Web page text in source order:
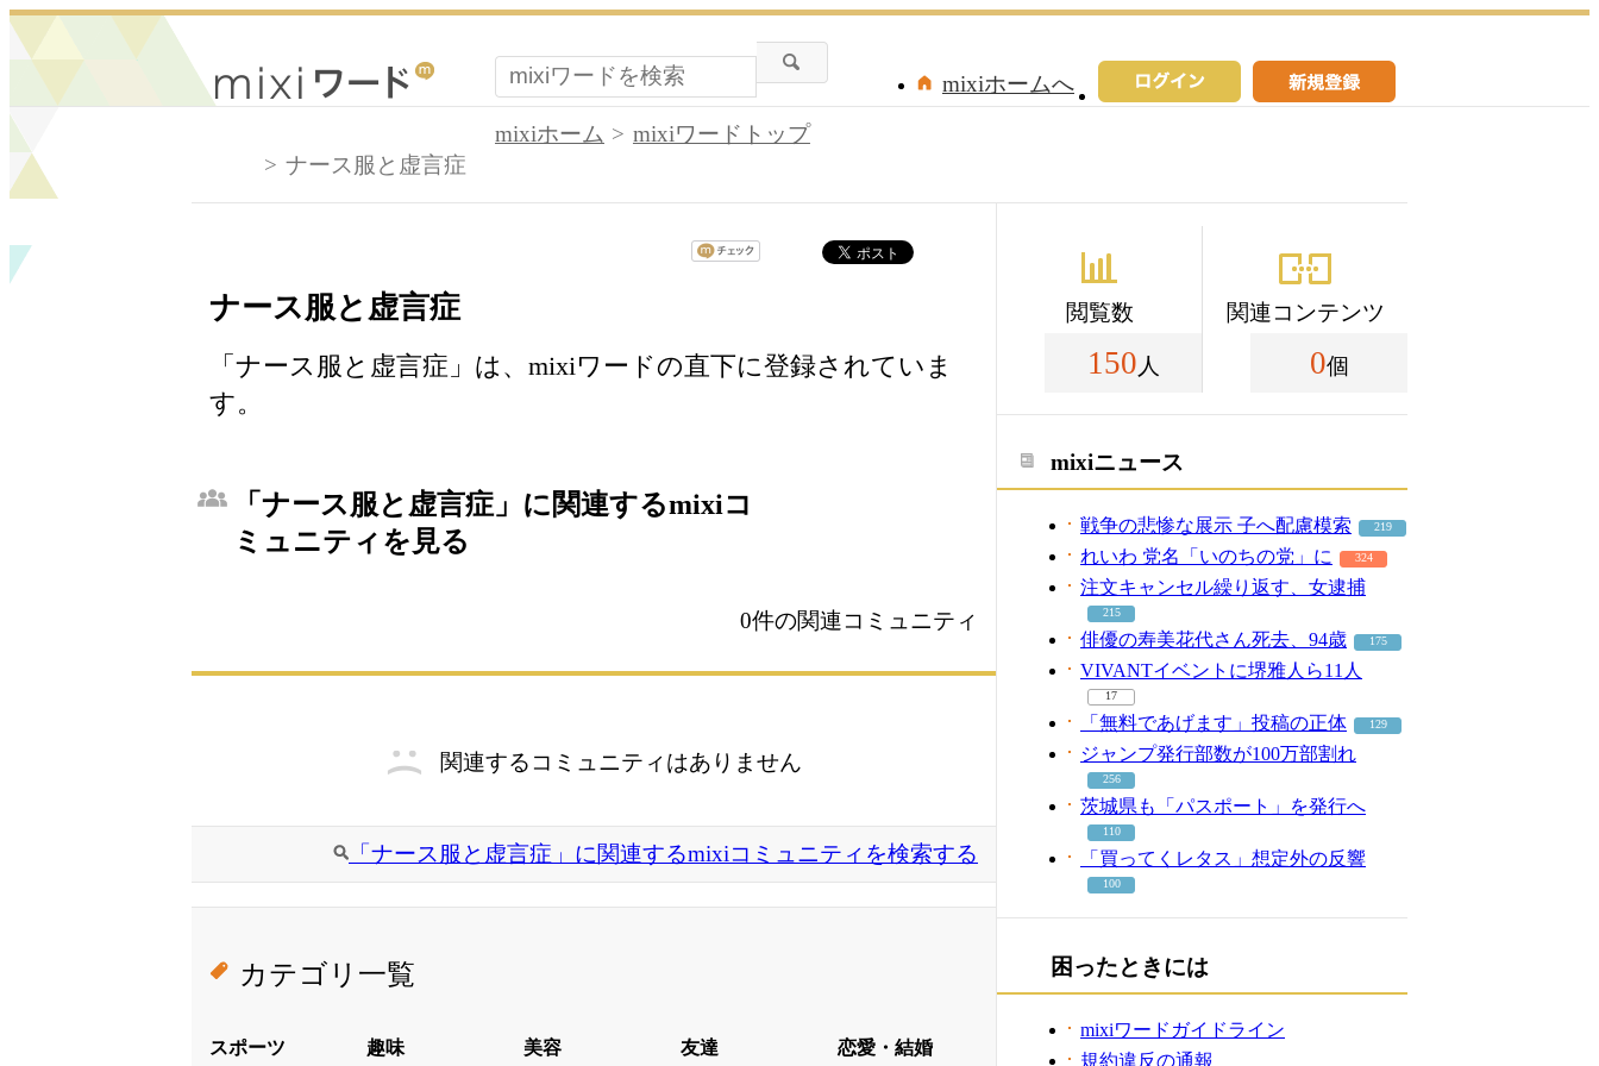
mixiホームへ
mixiホーム
mixiワードトップ
ナース服と虚言症
ナース服と虚言症
「ナース服と虚言症」は、mixiワードの直下に登録されていま
す。
「ナース服と虚言症」に関連するmixiコ
ミュニティを見る
0件の関連コミュニティ
関連するコミュニティはありません
「ナース服と虚言症」に関連するmixiコミュニティを検索する
カテゴリ一覧
スポーツ 趣味 美容 友達 恋愛・結婚
閲覧数
150 人
関連コンテンツ
0個
mixiニュース
戦争の悲惨な展示 子へ配慮模索 219
れいわ 党名「いのちの党」に 324
注文キャンセル繰り返す、女逮捕
215
俳優の寿美花代さん死去、94歳 175
VIVANTイベントに堺雅人ら11人
17
「無料であげます」投稿の正体 129
ジャンプ発行部数が100万部割れ
256
茨城県も「パスポート」を発行へ
110
「買ってくレタス」想定外の反響
100
困ったときには
mixiワードガイドライン
規約違反の通報